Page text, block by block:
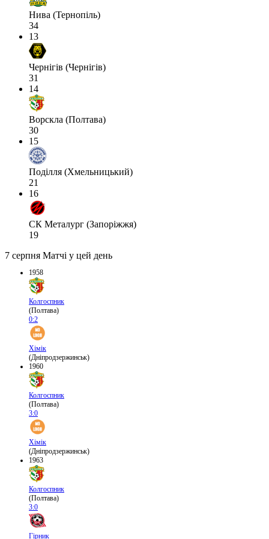
Нива (Тернопіль)
34
13
Чернігів (Чернігів)
31
14
Ворскла (Полтава)
30
15
Поділля (Хмельницький)
21
16
СК Металург (Запоріжжя)
19
7 серпня Матчі у цей день
1958
Колгоспник
(Полтава)
0:2
Хімік
(Дніпродзержинськ)
1960
Колгоспник
(Полтава)
3:0
Хімік
(Дніпродзержинськ)
1963
Колгоспник
(Полтава)
3:0
Гірник